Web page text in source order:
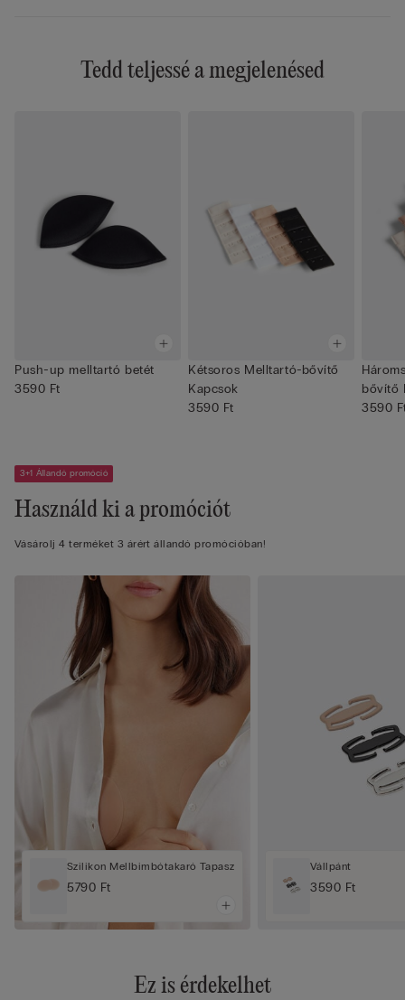
Tedd teljessé a megjelenésed
Push-up melltartó betét
3590 Ft
Kétsoros Melltartó-bővítő
Kapcsok
3590 Ft
bővítő
3590
3+1 Állandó promóció
Használd ki a promóciót
Vásárolj 4 terméket 3 árért állandó promócióban!
Szilikon Mellbimbótakaró Tapasz
5790 Ft
Vállpánt
3590 Ft
Ez is érdekelhet